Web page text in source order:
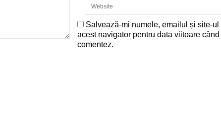
Salvează-mi numele, emailul și site-ul
acest navigator pentru data viitoare când
comentez.